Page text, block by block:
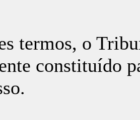
termos, o
constituído